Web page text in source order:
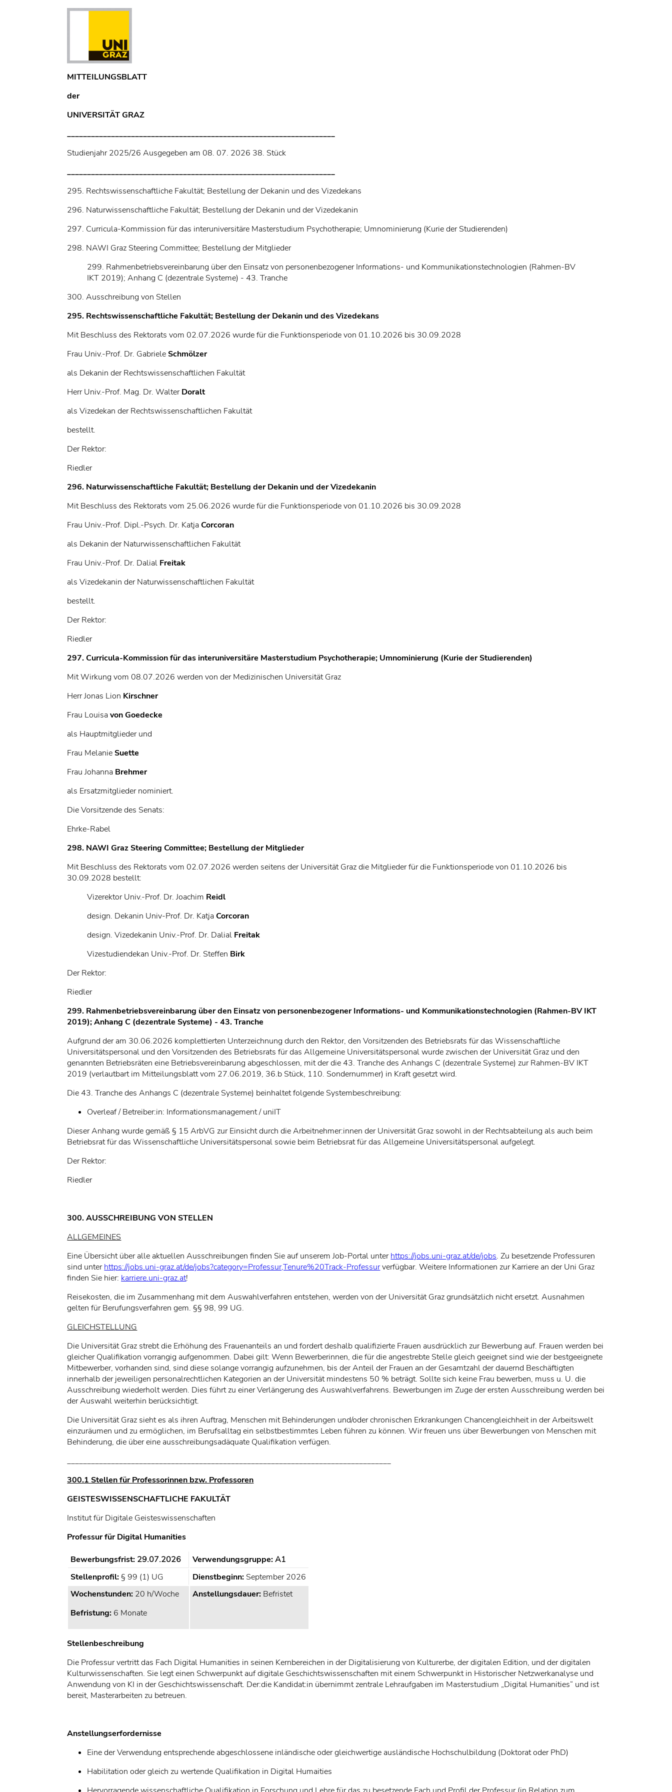
MITTEILUNGSBLATT
der
UNIVERSITÄT GRAZ
___________________________________________________________________
Studienjahr 2025/26 Ausgegeben am 08. 07. 2026 38. Stück
___________________________________________________________________
295. Rechtswissenschaftliche Fakultät; Bestellung der Dekanin und des Vizedekans
296. Naturwissenschaftliche Fakultät; Bestellung der Dekanin und der Vizedekanin
297. Curricula-Kommission für das interuniversitäre Masterstudium Psychotherapie; Umnominierung (Kurie der Studierenden)
298. NAWI Graz Steering Committee; Bestellung der Mitglieder
299. Rahmenbetriebsvereinbarung über den Einsatz von personenbezogener Informations- und Kommunikationstechnologien (Rahmen-BV
IKT 2019); Anhang C (dezentrale Systeme) - 43. Tranche
300. Ausschreibung von Stellen
295. Rechtswissenschaftliche Fakultät; Bestellung der Dekanin und des Vizedekans
Mit Beschluss des Rektorats vom 02.07.2026 wurde für die Funktionsperiode von 01.10.2026 bis 30.09.2028
Frau Univ.-Prof. Dr. GabrieleSchmölzer
als Dekanin der Rechtswissenschaftlichen Fakultät
Herr Univ.-Prof. Mag. Dr. WalterDoralt
als Vizedekan der Rechtswissenschaftlichen Fakultät
bestellt.
Der Rektor:
Riedler
296. Naturwissenschaftliche Fakultät; Bestellung der Dekanin und der Vizedekanin
Mit Beschluss des Rektorats vom 25.06.2026 wurde für die Funktionsperiode von 01.10.2026 bis 30.09.2028
Frau Univ.-Prof. Dipl.-Psych. Dr. KatjaCorcoran
als Dekanin der Naturwissenschaftlichen Fakultät
Frau Univ.-Prof. Dr. Dalial Freitak
als Vizedekanin der Naturwissenschaftlichen Fakultät
bestellt.
Der Rektor:
Riedler
297. Curricula-Kommission für das interuniversitäre Masterstudium Psychotherapie; Umnominierung (Kurie der Studierenden)
Mit Wirkung vom 08.07.2026 werden von der Medizinischen Universität Graz
Herr Jonas Lion Kirschner
Frau Louisavon Goedecke
als Hauptmitglieder und
Frau MelanieSuette
Frau Johanna Brehmer
als Ersatzmitglieder nominiert.
Die Vorsitzende des Senats:
Ehrke-Rabel
298. NAWI Graz Steering Committee; Bestellung der Mitglieder
Mit Beschluss des Rektorats vom 02.07.2026 werden seitens der Universität Graz die Mitglieder für die Funktionsperiode von 01.10.2026 bis
30.09.2028 bestellt:
Vizerektor Univ.-Prof. Dr. Joachim Reidl
design. Dekanin Univ-Prof. Dr. KatjaCorcoran
design. Vizedekanin Univ.-Prof. Dr. Dalial Freitak
Vizestudiendekan Univ.-Prof. Dr. Steffen Birk
Der Rektor:
Riedler
299. Rahmenbetriebsvereinbarung über den Einsatz von personenbezogener Informations- und Kommunikationstechnologien (Rahmen-BV IKT
2019); Anhang C (dezentrale Systeme) - 43. Tranche
Aufgrund der am 30.06.2026 komplettierten Unterzeichnung durch den Rektor, den Vorsitzenden des Betriebsrats für das Wissenschaftliche
Universitätspersonal und den Vorsitzenden des Betriebsrats für das Allgemeine Universitätspersonal wurde zwischen der Universität Graz und den
genannten Betriebsräten eine Betriebsvereinbarung abgeschlossen, mit der die 43. Tranche des Anhangs C (dezentrale Systeme) zur Rahmen-BV IKT
2019 (verlautbart im Mitteilungsblatt vom 27.06.2019, 36.b Stück, 110. Sondernummer) in Kraft gesetzt wird.
Die 43. Tranche des Anhangs C (dezentrale Systeme) beinhaltet folgende Systembeschreibung:
Overleaf / Betreiber:in: Informationsmanagement / uniIT
Dieser Anhang wurde gemäß § 15 ArbVG zur Einsicht durch die Arbeitnehmer:innen der Universität Graz sowohl in der Rechtsabteilung als auch beim
Betriebsrat für das Wissenschaftliche Universitätspersonal sowie beim Betriebsrat für das Allgemeine Universitätspersonal aufgelegt.
Der Rektor:
Riedler
300. AUSSCHREIBUNG VON STELLEN
ALLGEMEINES
Eine Übersicht über alle aktuellen Ausschreibungen finden Sie auf unserem Job-Portal unterhttps://jobs.uni-graz.at/de/jobs. Zu besetzende Professuren
sind unterhttps://jobs.uni-graz.at/de/jobs?category=Professur,Tenure%20Track-Professurverfügbar. Weitere Informationen zur Karriere an der Uni Graz
finden Sie hier: karriere.uni-graz.at!
Reisekosten, die im Zusammenhang mit dem Auswahlverfahren entstehen, werden von der Universität Graz grundsätzlich nicht ersetzt. Ausnahmen
gelten für Berufungsverfahren gem. §§ 98, 99 UG.
GLEICHSTELLUNG
Die Universität Graz strebt die Erhöhung des Frauenanteils an und fordert deshalb qualifizierte Frauen ausdrücklich zur Bewerbung auf. Frauen werden bei
gleicher Qualifikation vorrangig aufgenommen. Dabei gilt: Wenn Bewerberinnen, die für die angestrebte Stelle gleich geeignet sind wie der bestgeeignete
Mitbewerber, vorhanden sind, sind diese solange vorrangig aufzunehmen, bis der Anteil der Frauen an der Gesamtzahl der dauernd Beschäftigten
innerhalb der jeweiligen personalrechtlichen Kategorien an der Universität mindestens 50 % beträgt. Sollte sich keine Frau bewerben, muss u. U. die
Ausschreibung wiederholt werden. Dies führt zu einer Verlängerung des Auswahlverfahrens. Bewerbungen im Zuge der ersten Ausschreibung werden bei
der Auswahl weiterhin berücksichtigt.
Die Universität Graz sieht es als ihren Auftrag, Menschen mit Behinderungen und/oder chronischen Erkrankungen Chancengleichheit in der Arbeitswelt
einzuräumen und zu ermöglichen, im Berufsalltag ein selbstbestimmtes Leben führen zu können. Wir freuen uns über Bewerbungen von Menschen mit
Behinderung, die über eine ausschreibungsadäquate Qualifikation verfügen.
_________________________________________________________________________________
300.1 Stellen für Professorinnen bzw. Professoren
GEISTESWISSENSCHAFTLICHE FAKULTÄT
Institut für Digitale Geisteswissenschaften
Professur für Digital Humanities
Bewerbungsfrist: 29.07.2026 Verwendungsgruppe:A1
Stellenprofil:§ 99 (1) UG Dienstbeginn: September 2026
Wochenstunden: 20 h/Woche
Befristung: 6 Monate
Anstellungsdauer: Befristet
Stellenbeschreibung
Die Professur vertritt das Fach Digital Humanities in seinen Kernbereichen in der Digitalisierung von Kulturerbe, der digitalen Edition, und der digitalen
Kulturwissenschaften. Sie legt einen Schwerpunkt auf digitale Geschichtswissenschaften mit einem Schwerpunkt in Historischer Netzwerkanalyse und
Anwendung von KI in der Geschichtswissenschaft. Der:die Kandidat:in übernimmt zentrale Lehraufgaben im Masterstudium „Digital Humanities“ und ist
bereit, Masterarbeiten zu betreuen.
Anstellungserfordernisse
Eine der Verwendung entsprechende abgeschlossene inländische oder gleichwertige ausländische Hochschulbildung (Doktorat oder PhD)
Habilitation oder gleich zu wertende Qualifikation in Digital Humaities